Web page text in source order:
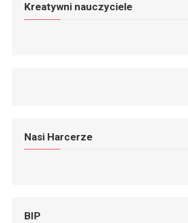
Kreatywni nauczyciele
Nasi Harcerze
BIP